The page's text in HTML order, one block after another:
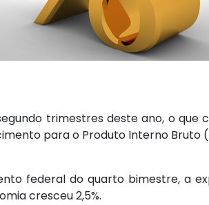
trimestres deste ano, o que
para o Produto Interno Bruto
federal do quarto bimestre, a
cresceu 2,5%.